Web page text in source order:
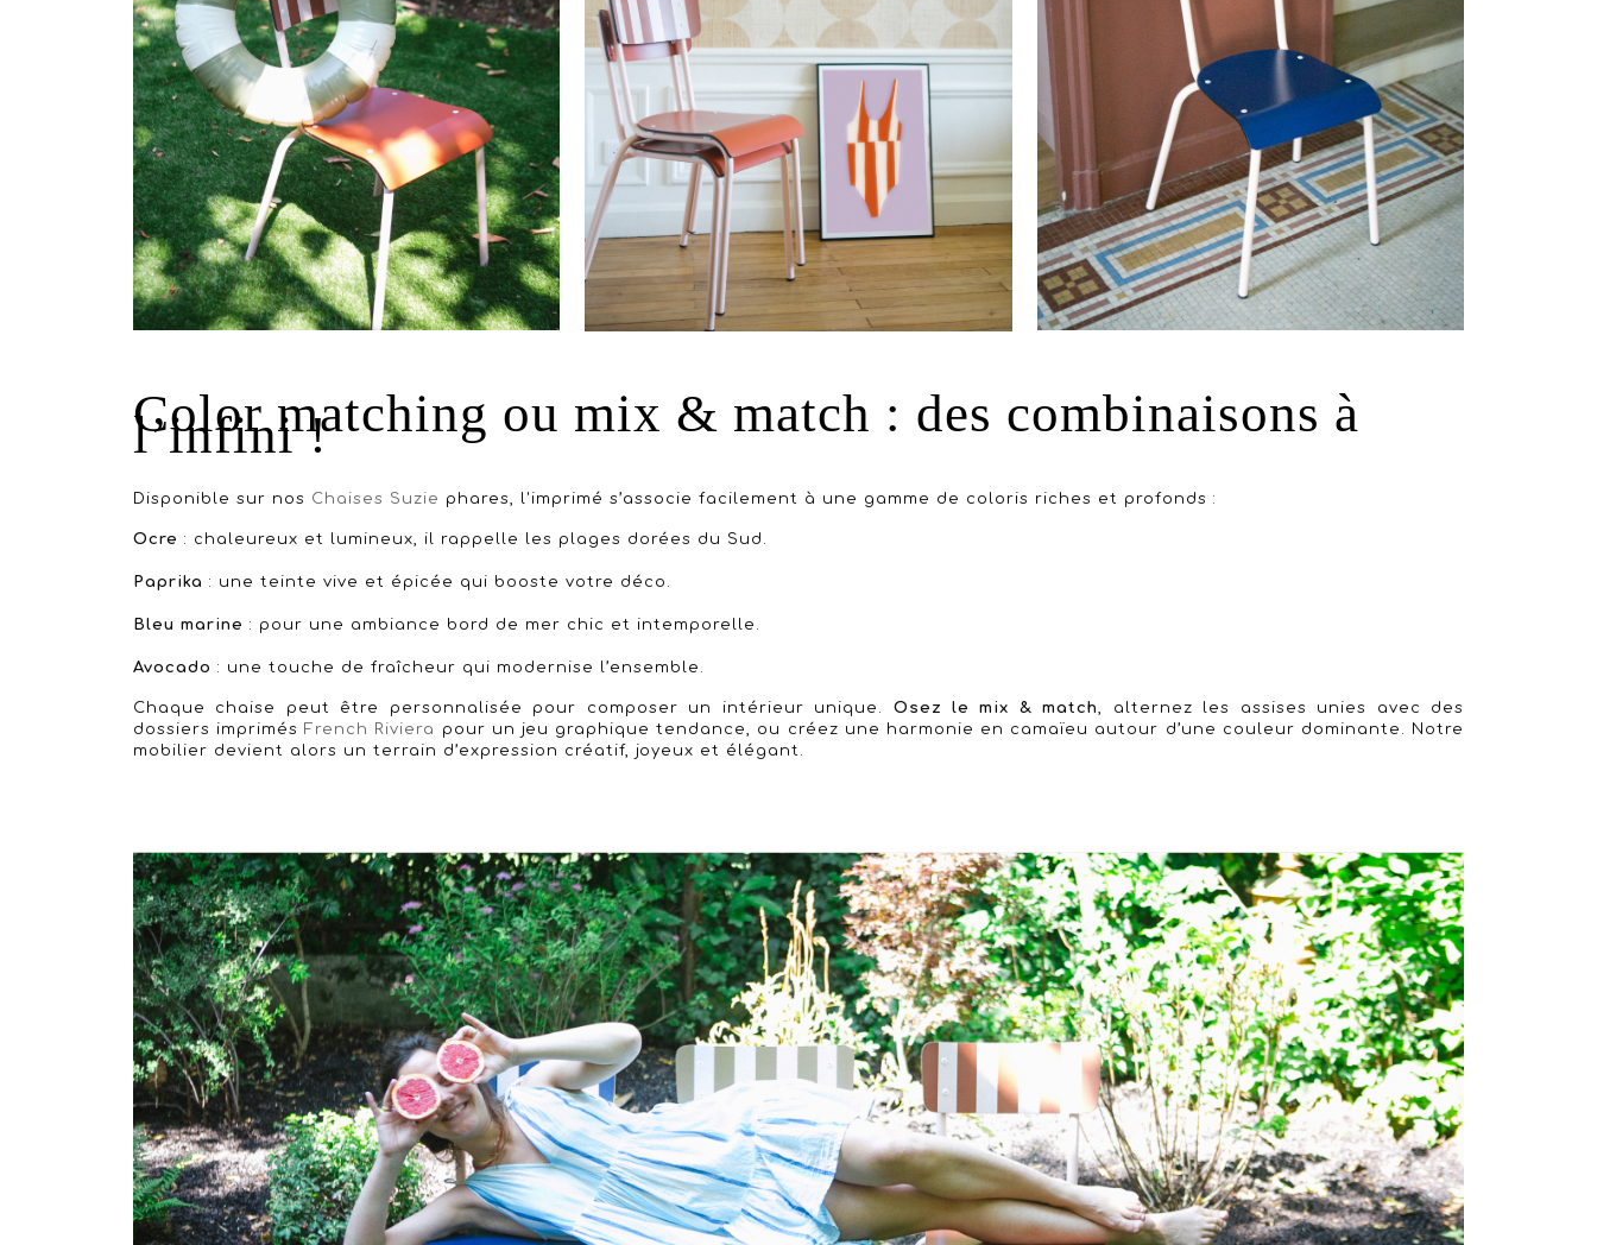
Color matching ou mix & match : des combinaisons à
l’infini !
Disponible sur nos Chaises Suzie phares, l'imprimé s’associe facilement à une gamme de coloris riches et profonds :
Ocre : chaleureux et lumineux, il rappelle les plages dorées du Sud.
Paprika : une teinte vive et épicée qui booste votre déco.
Bleu marine : pour une ambiance bord de mer chic et intemporelle.
Avocado : une touche de fraîcheur qui modernise l’ensemble.
Chaque chaise peut être personnalisée pour composer un intérieur unique. Osez le mix & match, alternez les assises unies avec des
dossiers imprimés French Riviera
pour un jeu graphique tendance, ou créez une harmonie en camaïeu autour d’une couleur dominante. Notre
mobilier devient alors un terrain d’expression créatif, joyeux et élégant.